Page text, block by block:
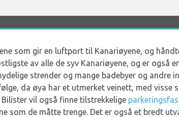
som gir en luftport til Kanariøyene, og
av alle de syv Kanariøyene, og er også
strender og mange badebyer og andre
da øya har et utmerket veinett, med
vil også finne tilstrekkelige
som de måtte trenge. Det er også et bredt